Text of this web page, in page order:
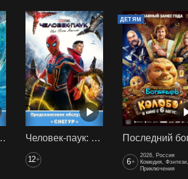
обсл. Снегур Человек-паук: Нет пути домой (2021) предс. обсл. Снегур
12+
ДЕТЯМ
6+
2026, Россия
Комедия, Фэнтези,
Приключения